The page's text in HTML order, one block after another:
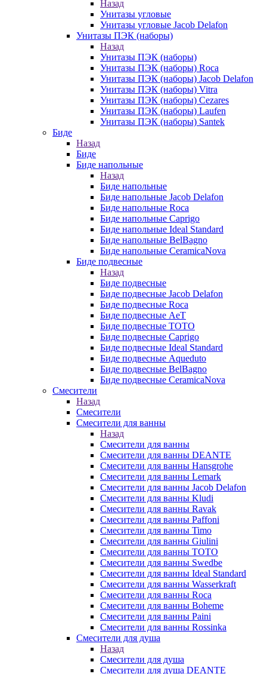
Назад
Унитазы угловые
Унитазы угловые Jacob Delafon
Унитазы ПЭК (наборы)
Назад
Унитазы ПЭК (наборы)
Унитазы ПЭК (наборы) Roca
Унитазы ПЭК (наборы) Jacob Delafon
Унитазы ПЭК (наборы) Vitra
Унитазы ПЭК (наборы) Cezares
Унитазы ПЭК (наборы) Laufen
Унитазы ПЭК (наборы) Santek
Биде
Назад
Биде
Биде напольные
Назад
Биде напольные
Биде напольные Jacob Delafon
Биде напольные Roca
Биде напольные Caprigo
Биде напольные Ideal Standard
Биде напольные BelBagno
Биде напольные CeramicaNova
Биде подвесные
Назад
Биде подвесные
Биде подвесные Jacob Delafon
Биде подвесные Roca
Биде подвесные AeT
Биде подвесные TOTO
Биде подвесные Caprigo
Биде подвесные Ideal Standard
Биде подвесные Aqueduto
Биде подвесные BelBagno
Биде подвесные CeramicaNova
Смесители
Назад
Смесители
Смесители для ванны
Назад
Смесители для ванны
Смесители для ванны DEANTE
Смесители для ванны Hansgrohe
Смесители для ванны Lemark
Смесители для ванны Jacob Delafon
Смесители для ванны Kludi
Смесители для ванны Ravak
Смесители для ванны Paffoni
Смесители для ванны Timo
Смесители для ванны Giulini
Смесители для ванны TOTO
Смесители для ванны Swedbe
Смесители для ванны Ideal Standard
Смесители для ванны Wasserkraft
Смесители для ванны Roca
Смесители для ванны Boheme
Смесители для ванны Paini
Смесители для ванны Rossinka
Смесители для душа
Назад
Смесители для душа
Смесители для душа DEANTE